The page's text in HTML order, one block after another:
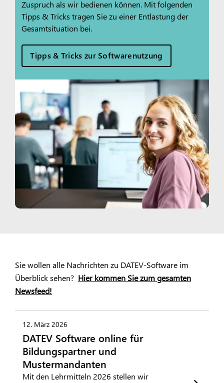
Zuspruch als wir bedienen können. Mit folgenden
Tipps & Tricks tragen Sie zu einer Entlastung der
Gesamtsituation bei.
Tipps & Tricks zur Softwarenutzung
Sie wollen alle Nachrichten zu DATEV-Software im
Überblick sehen? Hier kommen Sie zum gesamten
Newsfeed!
12. März 2026
DATEV Software online für
Bildungspartner und
Mustermandanten
Mit den Lehrmitteln 2026 stellen wir